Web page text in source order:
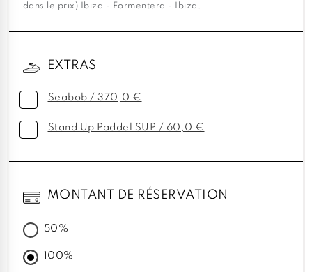
dans le prix) Ibiza - Formentera - Ibiza.
EXTRAS
Seabob / 370,0 €
Stand Up Paddel SUP / 60,0 €
MONTANT DE RÉSERVATION
50%
100%